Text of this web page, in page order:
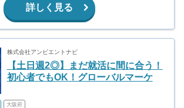
詳しく見る
株式会社アンビエントナビ
【土日週2◎】まだ就活に間に合う！
初心者でもOK！グローバルマーケ
大阪府